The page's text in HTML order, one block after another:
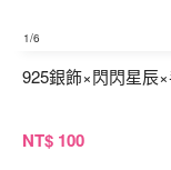
1/6
925銀飾×閃閃星辰
NT$ 100